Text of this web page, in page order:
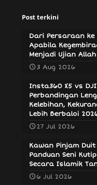
Post terkini
Dari Persaraan ke
Apabila
Menjadi Ujian Allah
3 Aug 2026
Insta360 X5 vs
Perbandingan
Kelebihan,
Lebih Berbaloi
27 Jul 2026
Kawan Pinjam
Panduan Seni
Secara Islamik
6 Jul 2026